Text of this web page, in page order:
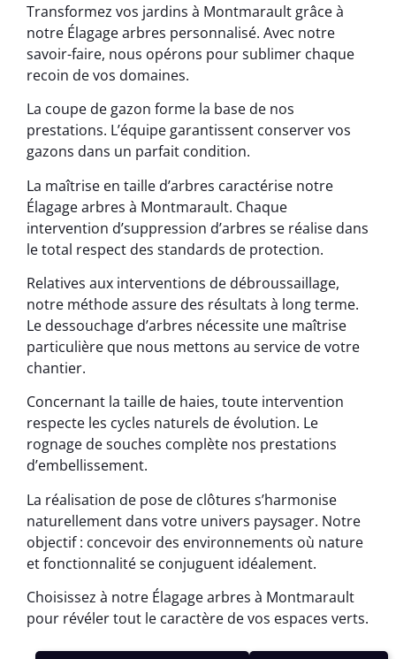
Transformez vos jardins à Montmarault grâce à
notre Élagage arbres personnalisé. Avec notre
savoir-faire, nous opérons pour sublimer chaque
recoin de vos domaines.
La coupe de gazon forme la base de nos
prestations. L’équipe garantissent conserver vos
gazons dans un parfait condition.
La maîtrise en taille d’arbres caractérise notre
Élagage arbres à Montmarault. Chaque
intervention d’suppression d’arbres se réalise dans
le total respect des standards de protection.
Relatives aux interventions de débroussaillage,
notre méthode assure des résultats à long terme.
Le dessouchage d’arbres nécessite une maîtrise
particulière que nous mettons au service de votre
chantier.
Concernant la taille de haies, toute intervention
respecte les cycles naturels de évolution. Le
rognage de souches complète nos prestations
d’embellissement.
La réalisation de pose de clôtures s’harmonise
naturellement dans votre univers paysager. Notre
objectif : concevoir des environnements où nature
et fonctionnalité se conjuguent idéalement.
Choisissez à notre Élagage arbres à Montmarault
pour révéler tout le caractère de vos espaces verts.